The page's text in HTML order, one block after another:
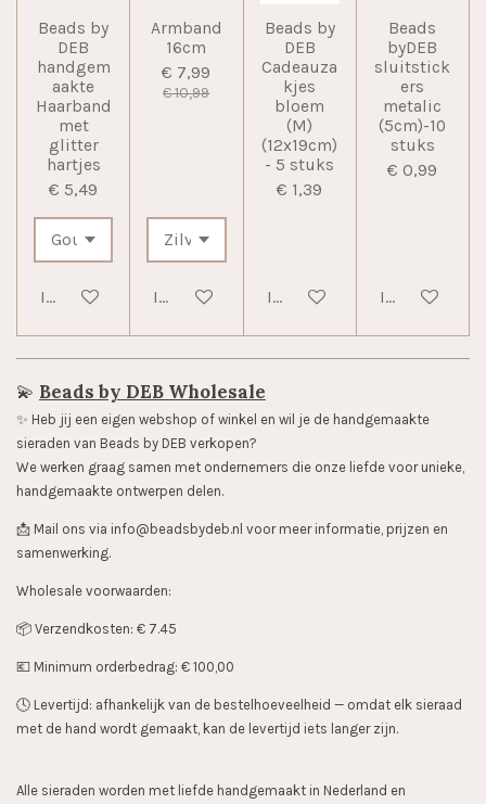
Beads by
DEB
handgem
aakte
Haarband
met
glitter
hartjes
€ 5,49
In winkelwagen
Armband
16cm
€ 7,99
€ 10,99
In winkelwagen
Beads by
DEB
Cadeauza
kjes
bloem
(M)
(12x19cm)
- 5 stuks
€ 1,39
In winkelwagen
Beads
byDEB
sluitstick
ers
metalic
(5cm)-10
stuks
€ 0,99
In
💫 Beads by DEB Wholesale
✨️ Heb jij een eigen webshop of winkel en wil je de handgemaakte
sieraden van Beads by DEB verkopen?
We werken graag samen met ondernemers die onze liefde voor unieke,
handgemaakte ontwerpen delen.
📩 Mail ons via info@beadsbydeb.nl voor meer informatie, prijzen en
samenwerking.
Wholesale voorwaarden:
📦 Verzendkosten: € 7.45
💶 Minimum orderbedrag: € 100,00
🕓 Levertijd: afhankelijk van de bestelhoeveelheid — omdat elk sieraad
met de hand wordt gemaakt, kan de levertijd iets langer zijn.
Alle sieraden worden met liefde handgemaakt in Nederland en